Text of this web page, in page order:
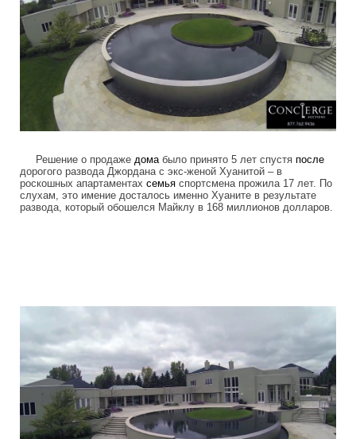
Решение о продаже домабыло принято 5 лет спустя после
дорогого развода Джордана с экс-женой Хуанитой – в
роскошных апартаментах семья спортсмена прожила 17 лет. По
слухам, это имение досталось именно Хуаните в результате
развода, который обошелся Майклу в 168 миллионов долларов.